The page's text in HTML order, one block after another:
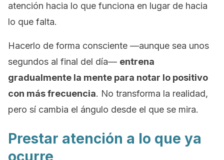
atención hacia lo que funciona en lugar de hacia
lo que falta.
Hacerlo de forma consciente —aunque sea unos
segundos al final del día— entrena
gradualmente la mente para notar lo positivo
con más frecuencia. No transforma la realidad,
pero sí cambia el ángulo desde el que se mira.
Prestar atención a lo que ya
ocurre